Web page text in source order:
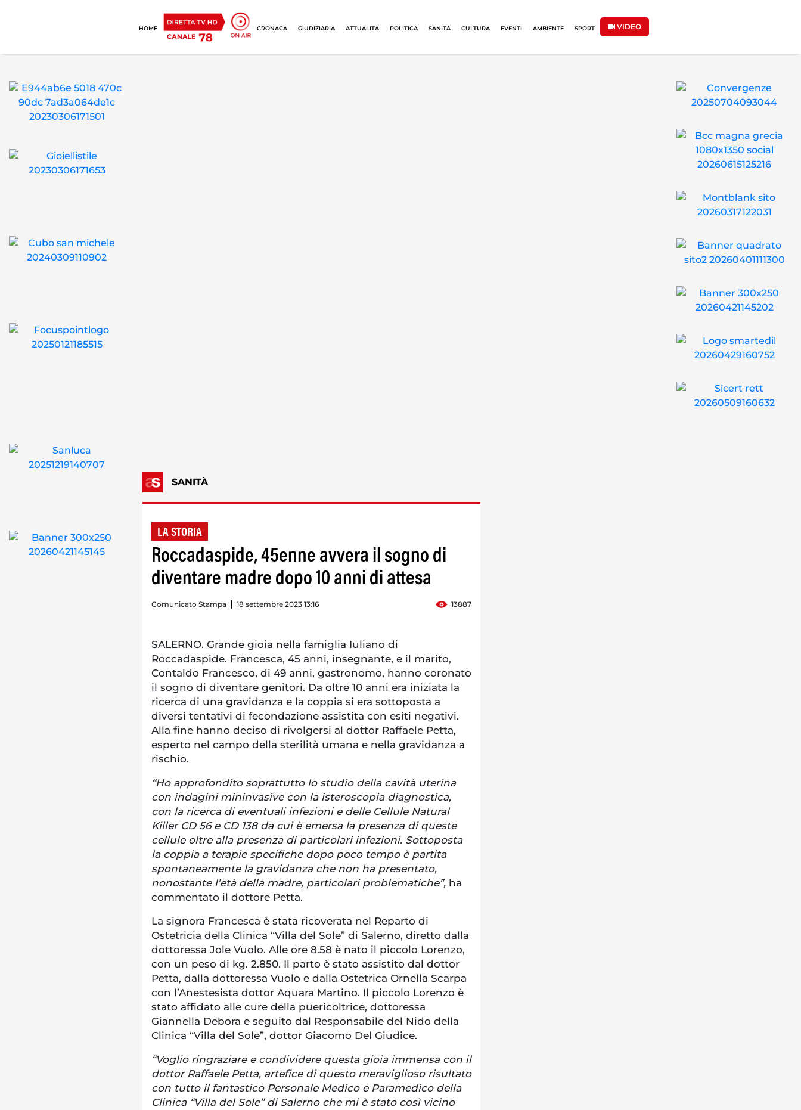
HOME CRONACA GIUDIZIARIA ATTUALITÀ POLITICA SANITÀ CULTURA EVENTI AMBIENTE SPORT VIDEO
SANITÀ
LA STORIA
Roccadaspide, 45enne avvera il sogno di
diventare madre dopo 10 anni di attesa
Comunicato Stampa 18 settembre 2023 13:16 13887
SALERNO. Grande gioia nella famiglia Iuliano di
Roccadaspide. Francesca, 45 anni, insegnante, e il marito,
Contaldo Francesco, di 49 anni, gastronomo, hanno coronato
il sogno di diventare genitori. Da oltre 10 anni era iniziata la
ricerca di una gravidanza e la coppia si era sottoposta a
diversi tentativi di fecondazione assistita con esiti negativi.
Alla fine hanno deciso di rivolgersi al dottor Raffaele Petta,
esperto nel campo della sterilità umana e nella gravidanza a
rischio.
“Ho approfondito soprattutto lo studio della cavità uterina
con indagini mininvasive con la isteroscopia diagnostica,
con la ricerca di eventuali infezioni e delle Cellule Natural
Killer CD 56 e CD 138 da cui è emersa la presenza di queste
cellule oltre alla presenza di particolari infezioni. Sottoposta
la coppia a terapie specifiche dopo poco tempo è partita
spontaneamente la gravidanza che non ha presentato,
nonostante l’età della madre, particolari problematiche”, ha
commentato il dottore Petta.
La signora Francesca è stata ricoverata nel Reparto di
Ostetricia della Clinica “Villa del Sole” di Salerno, diretto dalla
dottoressa Jole Vuolo. Alle ore 8.58 è nato il piccolo Lorenzo,
con un peso di kg. 2.850. Il parto è stato assistito dal dottor
Petta, dalla dottoressa Vuolo e dalla Ostetrica Ornella Scarpa
con l’Anestesista dottor Aquara Martino. Il piccolo Lorenzo è
stato affidato alle cure della puericoltrice, dottoressa
Giannella Debora e seguito dal Responsabile del Nido della
Clinica “Villa del Sole”, dottor Giacomo Del Giudice.
“Voglio ringraziare e condividere questa gioia immensa con il
dottor Raffaele Petta, artefice di questo meraviglioso risultato
con tutto il fantastico Personale Medico e Paramedico della
Clinica “Villa del Sole” di Salerno che mi è stato così vicino